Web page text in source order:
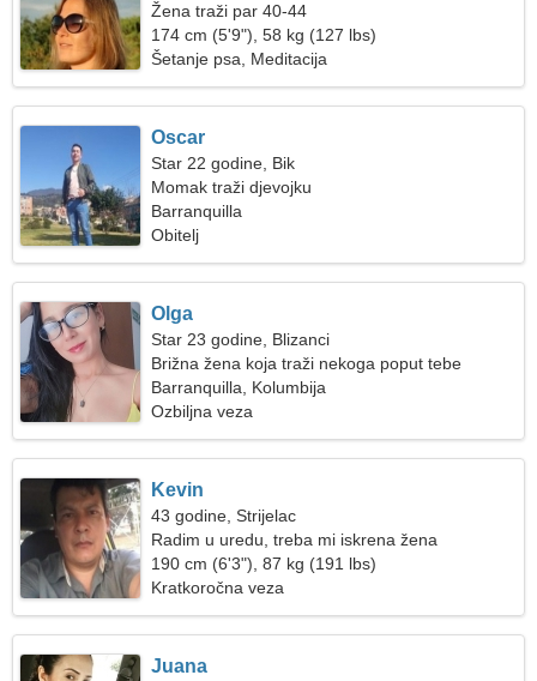
Žena traži par 40-44
174 cm (5'9"), 58 kg (127 lbs)
Šetanje psa, Meditacija
Oscar
Star 22 godine, Bik
Momak traži djevojku
Barranquilla
Obitelj
Olga
Star 23 godine, Blizanci
Brižna žena koja traži nekoga poput tebe
Barranquilla, Kolumbija
Ozbiljna veza
Kevin
43 godine, Strijelac
Radim u uredu, treba mi iskrena žena
190 cm (6'3"), 87 kg (191 lbs)
Kratkoročna veza
Juana